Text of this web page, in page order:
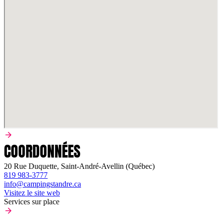
COORDONNÉES
20 Rue Duquette, Saint-André-Avellin (Québec)
819 983-3777
info@campingstandre.ca
Visitez le site web
Services sur place